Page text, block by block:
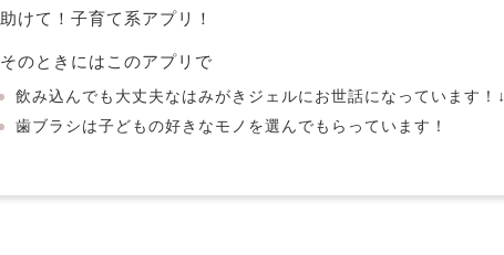
助けて！子育て系アプリ！
そのときにはこのアプリで
飲み込んでも大丈夫なはみがきジェルにお世話になっています！↓
歯ブラシは子どもの好きなモノを選んでもらっています！